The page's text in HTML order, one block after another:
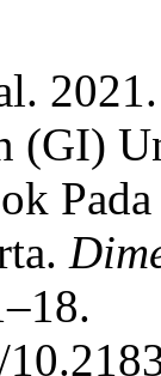
(GI)